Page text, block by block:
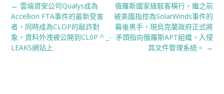
Post
navigation
俄羅斯國家級駭客橫行，繼之前
被美國指控為SolarWinds事件的
幕後黑手，現烏克蘭政府正式將
矛頭指向俄羅斯APT組織，入侵
其文件管理系統。 →
← 雲端資安公司Qualys成為
Accellion FTA事件的最新受害
者，同時成為CLOP的敲詐對
象，資料外洩被公開到CL0P ^ _-
LEAKS網站上